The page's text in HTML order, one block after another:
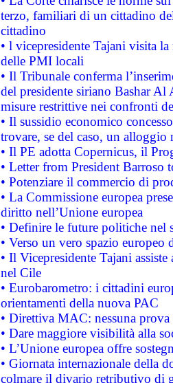
terzo, familiari di un cittadino
cittadino
• l vicepresidente Tajani visita
delle PMI locali
• Il Tribunale conferma
del presidente siriano Bashar Al
misure restrittive nei confronti
• Il sussidio economico
trovare, se del caso, un
• Il PE adotta Copernicus, il
• Letter from President Barroso
• Potenziare il commercio di
• La Commissione europea
diritto nell’Unione europea
• Definire le future politiche nel
• Verso un vero spazio
• Il Vicepresidente Tajani
nel Cile
• Eurobarometro: i cittadini
orientamenti della nuova PAC
• Direttiva MAC: nessuna
• Dare maggiore visibilità alla
• L’Unione europea offre
• Giornata internazionale della
colmare il divario retributivo di